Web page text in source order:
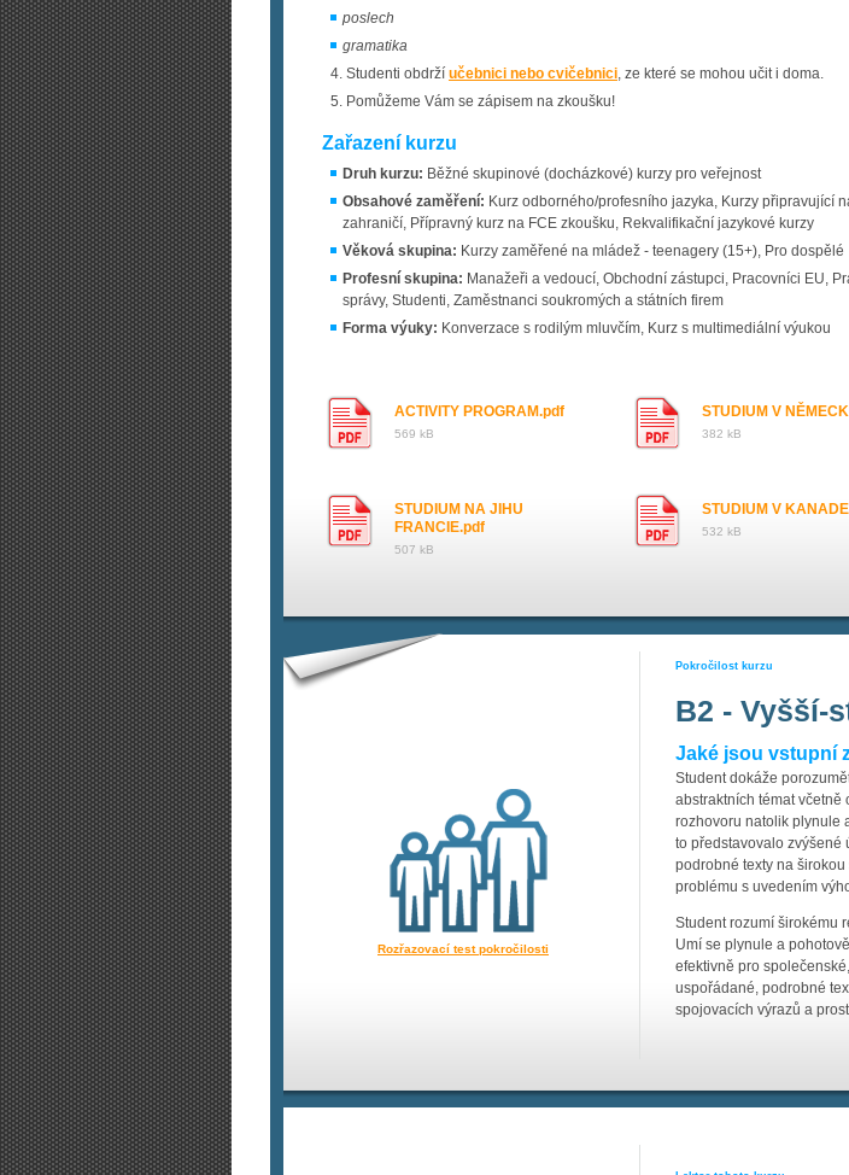
poslech
gramatika
Studenti obdrží učebnici nebo cvičebnici, ze které se mohou učit i doma.
Pomůžeme Vám se zápisem na zkoušku!
Zařazení kurzu
Druh kurzu: Běžné skupinové (docházkové) kurzy pro veřejnost
Obsahové zaměření: Kurz odborného/profesního jazyka, Kurzy připravující
zahraničí, Přípravný kurz na FCE zkoušku, Rekvalifikační jazykové kurzy
Věková skupina: Kurzy zaměřené na mládež - teenagery (15+), Pro dospělé
Profesní skupina: Manažeři a vedoucí, Obchodní zástupci, Pracovníci EU,
správy, Studenti, Zaměstnanci soukromých a státních firem
Forma výuky: Konverzace s rodilým mluvčím, Kurz s multimediální výukou
ACTIVITY PROGRAM.pdf
569 kB
STUDIUM V
382 kB
STUDIUM NA JIHU
FRANCIE.pdf
507 kB
STUDIUM V
532 kB
Pokročilost kurzu
B2 - Vyšší-
Jaké jsou vstupní
Student dokáže
abstraktních témat
rozhovoru natolik plynule
to představovalo zvýšené
podrobné texty na
problému s uvedením
Student rozumí širokému
Umí se plynule a
efektivně pro
uspořádané, podrobné
spojovacích výrazů a
Rozřazovací test pokročilosti